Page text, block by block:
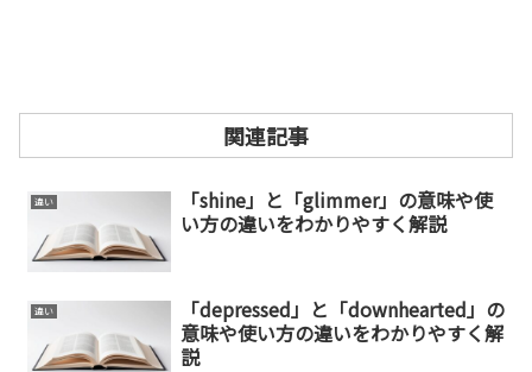
関連記事
違い
「shine」と「glimmer」の意味や使
い方の違いをわかりやすく解説
違い
「depressed」と「downhearted」の
意味や使い方の違いをわかりやすく解
説